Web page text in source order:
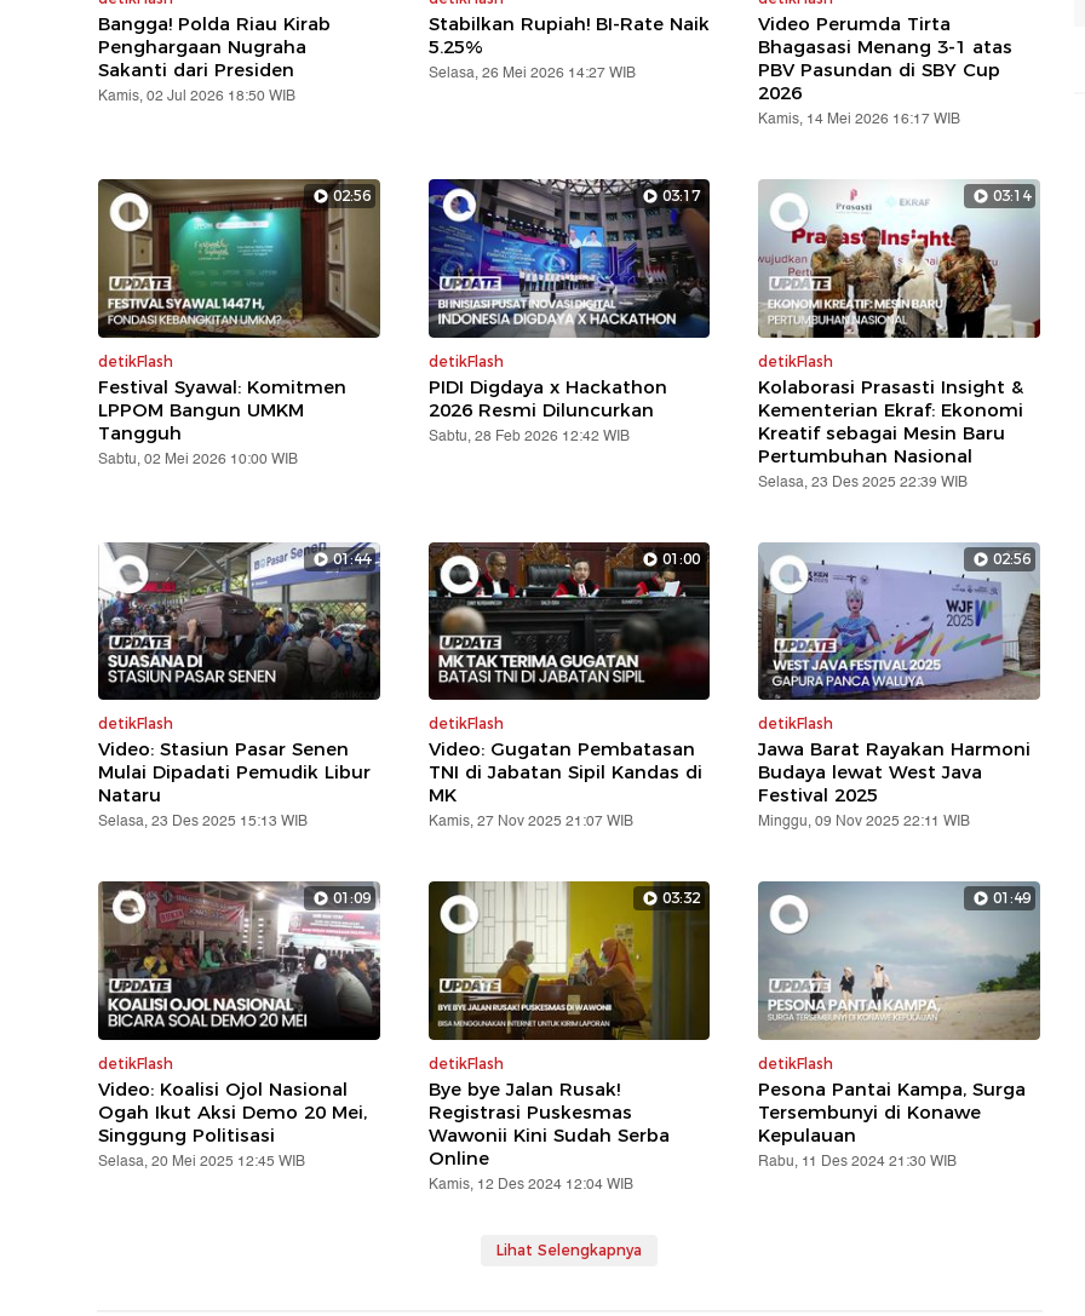
Bangga! Polda Riau Kirab
Penghargaan Nugraha
Sakanti dari Presiden
Kamis, 02 Jul 2026 18:50 WIB
Stabilkan Rupiah! BI-Rate Naik
5.25%
Selasa, 26 Mei 2026 14:27 WIB
Video Perumda Tirta
Bhagasasi Menang 3-1 atas
PBV Pasundan di SBY Cup
2026
Kamis, 14 Mei 2026 16:17 WIB
02:56
detikFlash
Festival Syawal: Komitmen
LPPOM Bangun UMKM
Tangguh
Sabtu, 02 Mei 2026 10:00 WIB
03:17
detikFlash
PIDI Digdaya x Hackathon
2026 Resmi Diluncurkan
Sabtu, 28 Feb 2026 12:42 WIB
03:14
detikFlash
Kolaborasi Prasasti Insight &
Kementerian Ekraf: Ekonomi
Kreatif sebagai Mesin Baru
Pertumbuhan Nasional
Selasa, 23 Des 2025 22:39 WIB
01:44
detikFlash
Video: Stasiun Pasar Senen
Mulai Dipadati Pemudik Libur
Nataru
Selasa, 23 Des 2025 15:13 WIB
01:00
detikFlash
Video: Gugatan Pembatasan
TNI di Jabatan Sipil Kandas di
MK
Kamis, 27 Nov 2025 21:07 WIB
02:56
detikFlash
Jawa Barat Rayakan Harmoni
Budaya lewat West Java
Festival 2025
Minggu, 09 Nov 2025 22:11 WIB
01:09
detikFlash
Video: Koalisi Ojol Nasional
Ogah Ikut Aksi Demo 20 Mei,
Singgung Politisasi
Selasa, 20 Mei 2025 12:45 WIB
03:32
detikFlash
Bye bye Jalan Rusak!
Registrasi Puskesmas
Wawonii Kini Sudah Serba
Online
Kamis, 12 Des 2024 12:04 WIB
01:49
detikFlash
Pesona Pantai Kampa, Surga
Tersembunyi di Konawe
Kepulauan
Rabu, 11 Des 2024 21:30 WIB
Lihat Selengkapnya